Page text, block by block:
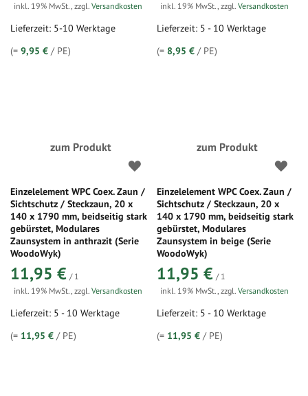
inkl. 19% MwSt., zzgl. Versandkosten
Lieferzeit: 5-10 Werktage
(= 9,95 € / PE)
inkl. 19% MwSt.,zzgl.Versandkosten
Lieferzeit: 5 - 10 Werktage
(= 8,95 € / PE)
zum Produkt
Einzelelement WPC Coex. Zaun /
Sichtschutz / Steckzaun, 20 x
140 x 1790 mm, beidseitig stark
gebürstet, Modulares
Zaunsystem in anthrazit (Serie
WoodoWyk)
11,95 € / 1
inkl. 19% MwSt., zzgl. Versandkosten
Lieferzeit: 5 - 10 Werktage
(= 11,95 € / PE)
zum Produkt
Einzelelement WPC Coex. Zaun /
Sichtschutz / Steckzaun, 20 x
140 x 1790 mm, beidseitig stark
gebürstet, Modulares
Zaunsystem in beige (Serie
WoodoWyk)
11,95 € / 1
inkl. 19% MwSt.,zzgl.Versandkosten
Lieferzeit: 5 - 10 Werktage
(= 11,95 € / PE)